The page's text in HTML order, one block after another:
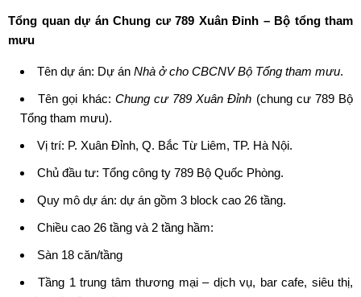
Tổng quan dự án Chung cư 789 Xuân Đỉnh – Bộ tổng tham
mưu
Tên dự án: Dự án Nhà ở cho CBCNV Bộ Tổng tham mưu.
Tên gọi khác: Chung cư 789 Xuân Đỉnh (chung cư 789 Bộ
Tổng tham mưu).
Vị trí: P. Xuân Đỉnh, Q. Bắc Từ Liêm, TP. Hà Nội.
Chủ đầu tư: Tổng công ty 789 Bộ Quốc Phòng.
Quy mô dự án: dự án gồm 3 block cao 26 tầng.
Chiều cao 26 tầng và 2 tầng hầm:
Sàn 18 căn/tầng
Tầng 1 trung tâm thương mại – dịch vụ, bar cafe, siêu thị,